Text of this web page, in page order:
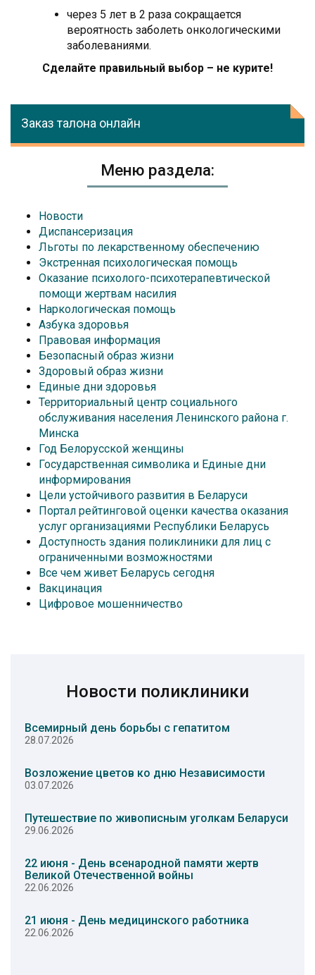
через 5 лет в 2 раза сокращается
вероятность заболеть онкологическими
заболеваниями.
Сделайте правильный выбор – не курите!
Заказ талона онлайн
Меню раздела:
Новости
Диспансеризация
Льготы по лекарственному обеспечению
Экстренная психологическая помощь
Оказание психолого-психотерапевтической
помощи жертвам насилия
Наркологическая помощь
Азбука здоровья
Правовая информация
Безопасный образ жизни
Здоровый образ жизни
Единые дни здоровья
Территориальный центр социального
обслуживания населения Ленинского района г.
Минска
Год Белорусской женщины
Государственная символика и Единые дни
информирования
Цели устойчивого развития в Беларуси
Портал рейтинговой оценки качества оказания
услуг организациями Республики Беларусь
Доступность здания поликлиники для лиц с
ограниченными возможностями
Все чем живет Беларусь сегодня
Вакцинация
Цифровое мошенничество
Новости поликлиники
Всемирный день борьбы с гепатитом
28.07.2026
Возложение цветов ко дню Независимости
03.07.2026
Путешествие по живописным уголкам Беларуси
29.06.2026
22 июня - День всенародной памяти жертв
Великой Отечественной войны
22.06.2026
21 июня - День медицинского работника
22.06.2026